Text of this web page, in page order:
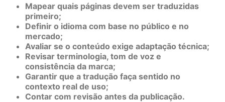
Mapear quais páginas devem ser traduzidas
primeiro;
Definir o idioma com base no público e no
mercado;
Avaliar se o conteúdo exige adaptação técnica;
Revisar terminologia, tom de voz e
consistência da marca;
Garantir que a tradução faça sentido no
contexto real de uso;
Contar com revisão antes da publicação.